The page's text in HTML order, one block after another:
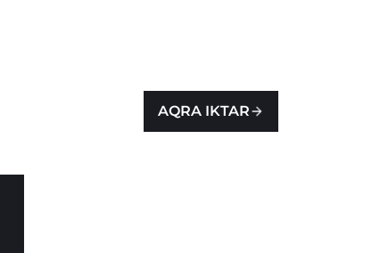
AQRA IKTAR